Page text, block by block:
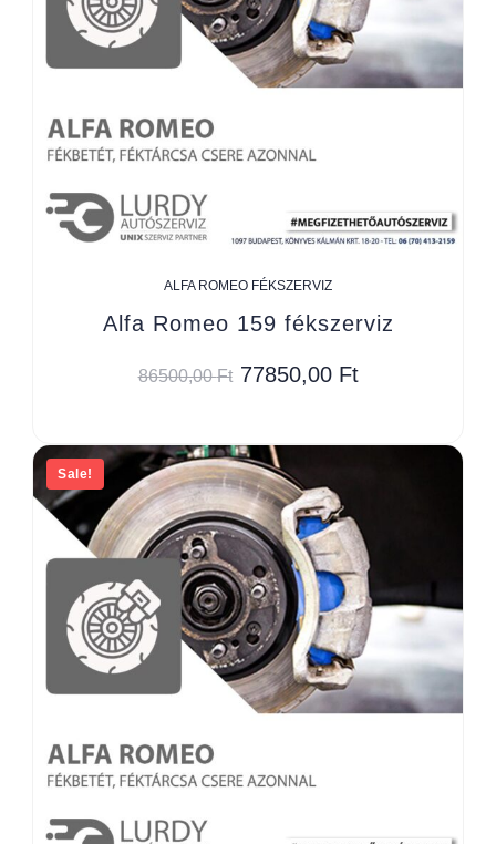
ALFA ROMEO FÉKSZERVIZ
Alfa Romeo 159 fékszerviz
86500,00Ft 77850,00 Ft
Sale!